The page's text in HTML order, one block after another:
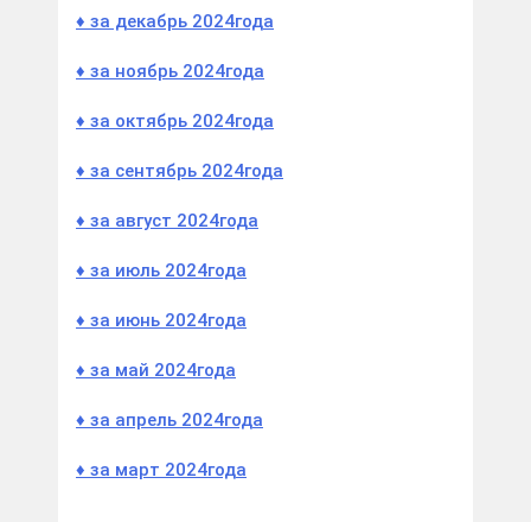
♦ за декабрь 2024года
♦ за ноябрь 2024года
♦ за октябрь 2024года
♦ за сентябрь 2024года
♦ за август 2024года
♦ за июль 2024года
♦ за июнь 2024года
♦ за май 2024года
♦ за апрель 2024года
♦ за март 2024года